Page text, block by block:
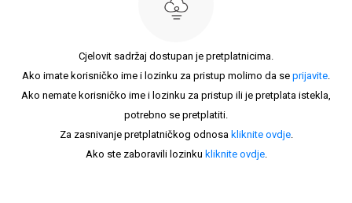
Cjelovit sadržaj dostupan je pretplatnicima.
Ako imate korisničko ime i lozinku za pristup molimo da se prijavite.
Ako nemate korisničko ime i lozinku za pristup ili je pretplata istekla,
potrebno se pretplatiti.
Za zasnivanje pretplatničkog odnosa kliknite ovdje.
Ako ste zaboravili lozinku kliknite ovdje.